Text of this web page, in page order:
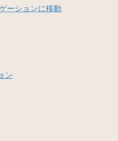
ーションに移動
ン